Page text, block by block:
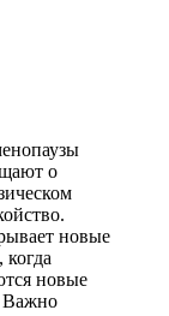
о
новые
новые
Важно